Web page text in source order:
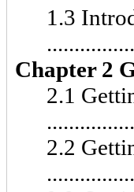
1.3
Chapter 2
2.1
2.2